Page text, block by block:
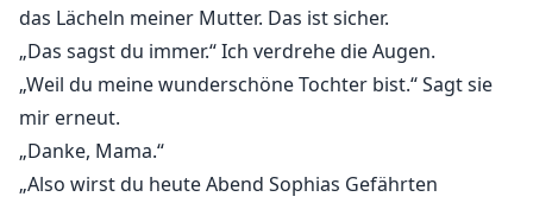
das Lächeln meiner Mutter. Das ist sicher.
„Das sagst du immer.“ Ich verdrehe die Augen.
„Weil du meine wunderschöne Tochter bist.“ Sagt sie
mir erneut.
„Danke, Mama.“
„Also wirst du heute Abend Sophias Gefährten